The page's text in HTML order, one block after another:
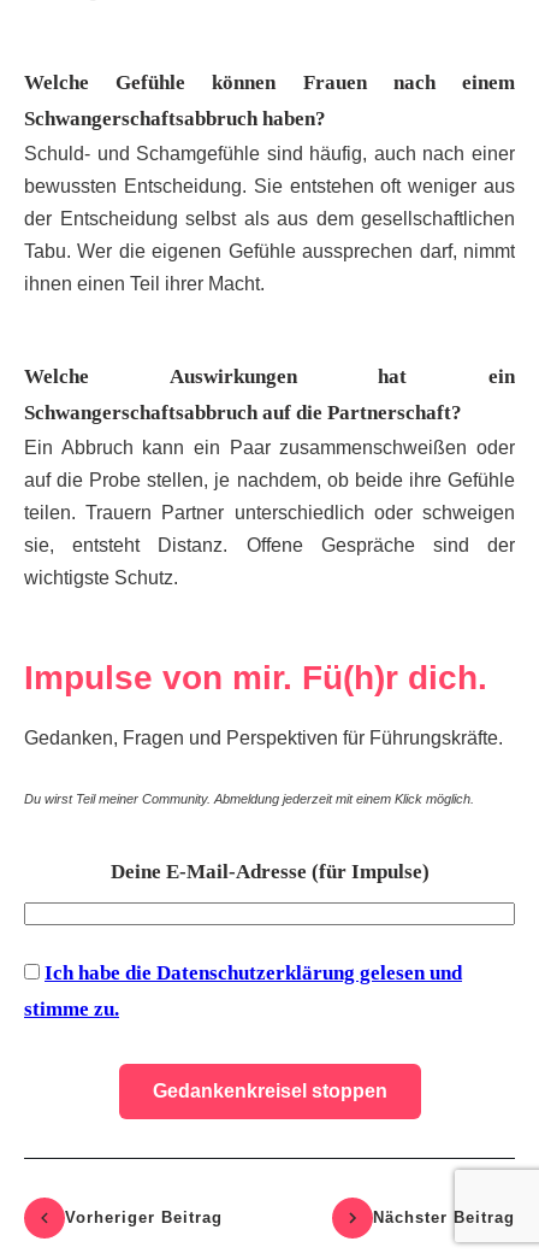
Welche Gefühle können Frauen nach einem
Schwangerschaftsabbruch haben?
Schuld- und Schamgefühle sind häufig, auch nach einer
bewussten Entscheidung. Sie entstehen oft weniger aus
der Entscheidung selbst als aus dem gesellschaftlichen
Tabu. Wer die eigenen Gefühle aussprechen darf, nimmt
ihnen einen Teil ihrer Macht.
Welche Auswirkungen hat ein
Schwangerschaftsabbruch auf die Partnerschaft?
Ein Abbruch kann ein Paar zusammenschweißen oder
auf die Probe stellen, je nachdem, ob beide ihre Gefühle
teilen. Trauern Partner unterschiedlich oder schweigen
sie, entsteht Distanz. Offene Gespräche sind der
wichtigste Schutz.
Impulse von mir. Fü(h)r dich.
Gedanken, Fragen und Perspektiven für Führungskräfte.
Du wirst Teil meiner Community. Abmeldung jederzeit mit einem Klick möglich.
Deine E-Mail-Adresse (für Impulse)
Ich habe die Datenschutzerklärung gelesen und
stimme zu.
Vorheriger Beitrag Nächster Beitrag